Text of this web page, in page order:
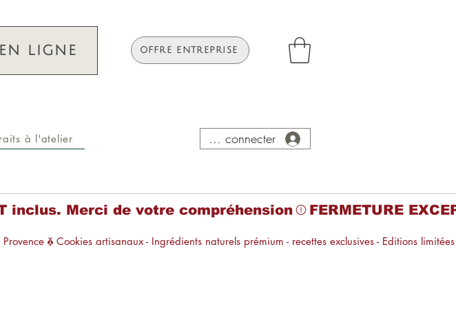
LIGNE
à l'atelier
OFFRE ENTREPRISE
Se connecter
inclus. Merci de votre compréhension